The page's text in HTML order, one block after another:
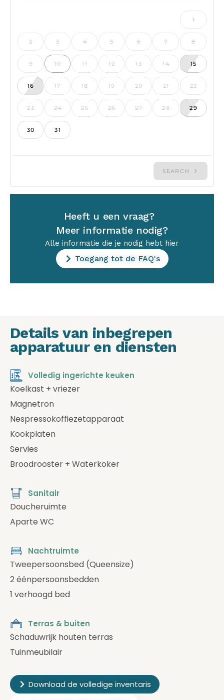
Heeft u een vraag?
Meer informatie nodig?
Alle informatie die je nodig hebt hier
Toegang tot de FAQ's
Details van inbegrepen
apparatuur en diensten
Volledig ingerichte keuken
Koelkast + vriezer
Magnetron
Nespressokoffiezetapparaat
Kookplaten
Servies
Broodrooster + Waterkoker
Sanitair
Doucheruimte
Aparte WC
Nachtruimte
Tweepersoonsbed (Queensize)
2 éénpersoonsbedden
1 verhoogd bed
Terras & buiten
Schaduwrijk houten terras
Tuinmeubilair
Download de volledige inventaris